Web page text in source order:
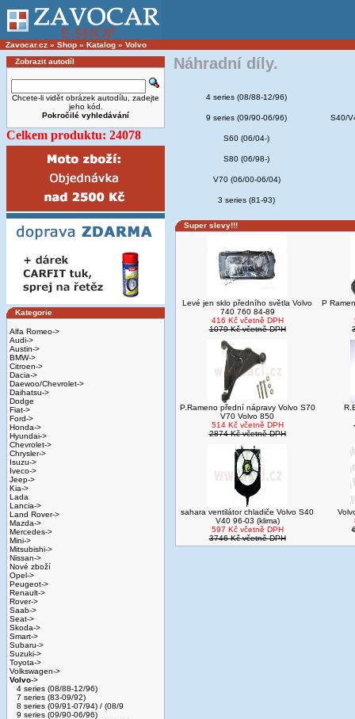
Zavocar.cz » Shop » Katalog » Volvo
Zobrazit autodíl
Chcete-li vidět obrázek autodílu, zadejte
jeho kód.
Pokročilé vyhledávání
Celkem produktu: 24078
Kategorie
Alfa Romeo->
Audi->
Austin->
BMW->
Citroen->
Dacia->
Daewoo/Chevrolet->
Daihatsu->
Dodge
Fiat->
Ford->
Honda->
Hyundai->
Chevrolet->
Chrysler->
Isuzu->
Iveco->
Jeep->
Kia->
Lada
Lancia->
Land Rover->
Mazda->
Mercedes->
Mini->
Mitsubishi->
Nissan->
Nové zboží
Opel->
Peugeot->
Renault->
Rover->
Saab->
Seat->
Skoda->
Smart->
Subaru->
Suzuki->
Toyota->
Volkswagen->
Volvo->
4 series (08/88-12/96)
7 series (83-09/92)
8 series (09/91-07/94) / (08/9
9 series (09/90-06/96)
Náhradní díly.
4 series (08/88-12/96)
9 series (09/90-06/96) S40/
S60 (06/04-)
S80 (06/98-)
V70 (06/00-06/04)
3 series (81-93)
Super slevy!!!
Levé jen sklo předního světla Volvo
740 760 84-89
416 Kč včetně DPH
1079 Kč včetně DPH
P
P.Rameno přední nápravy Volvo S70
V70 Volvo 850
514 Kč včetně DPH
2874 Kč včetně DPH
sahara ventilátor chladiče Volvo S40
V40 96-03 (klima)
597 Kč včetně DPH
3746 Kč včetně DPH